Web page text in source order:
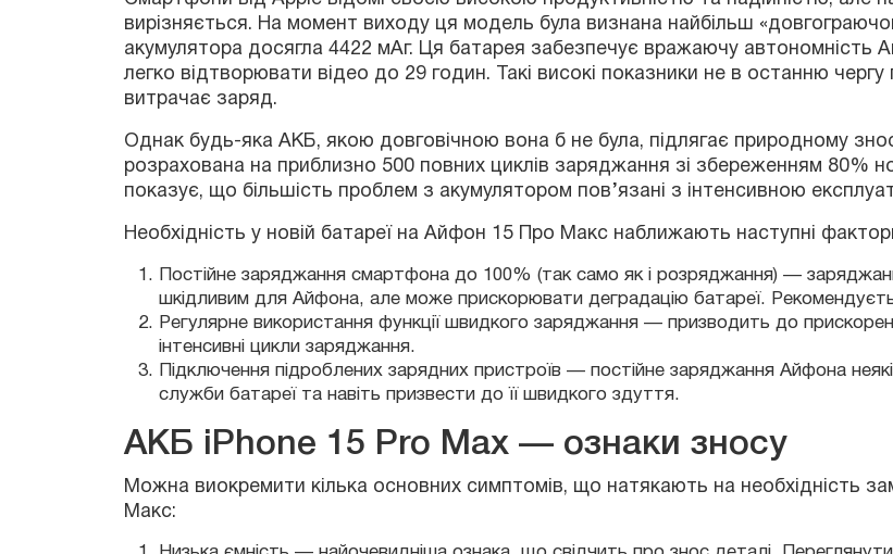
розрахована на приблизно 500 повних циклів заряджання зі збереженням 80%
показує, що більшість проблем з акумулятором пов’язані з інтенсивною
Необхідність у новій батареї на Айфон 15 Про Макс наближають наступні фактори:
Постійне заряджання смартфона до 100% (так само як і розряджання) —
шкідливим для Айфона, але може прискорювати деградацію батареї.
Регулярне використання функції швидкого заряджання — призводить до
інтенсивні цикли заряджання.
Підключення підроблених зарядних пристроїв — постійне заряджання Айфона
служби батареї та навіть призвести до її швидкого здуття.
АКБ iPhone 15 Pro Max — ознаки зносу
Можна виокремити кілька основних симптомів, що натякають на необхідність
Макс: